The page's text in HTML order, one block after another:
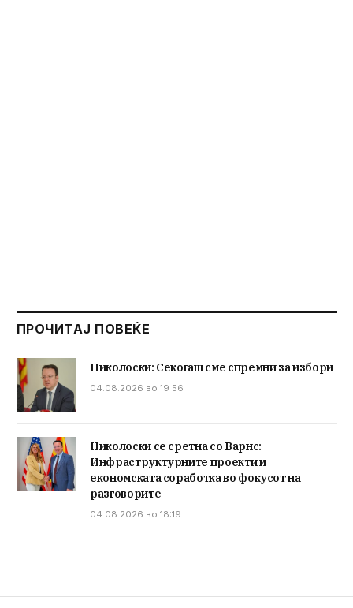
ПРОЧИТАЈ ПОВЕЌЕ
Николоски: Секогаш сме спремни за избори
04.08.2026 во 19:56
Николоски се сретна со Варнс:
Инфраструктурните проекти и
економската соработка во фокусот на
разговорите
04.08.2026 во 18:19